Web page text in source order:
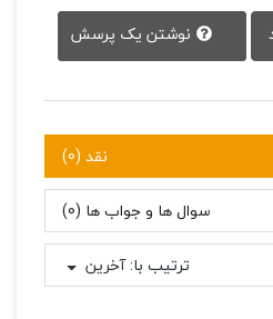
نوشتن یک پرسش
نقد (0)
سوال ها و جواب ها (0)
ترتیب با:آخرین